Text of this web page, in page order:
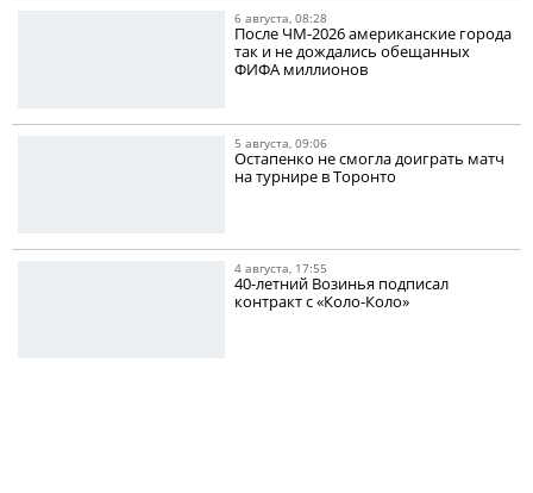
6 августа, 08:28
После ЧМ-2026 американские города
так и не дождались обещанных
ФИФА миллионов
5 августа, 09:06
Остапенко не смогла доиграть матч
на турнире в Торонто
4 августа, 17:55
40-летний Возинья подписал
контракт с «Коло-Коло»